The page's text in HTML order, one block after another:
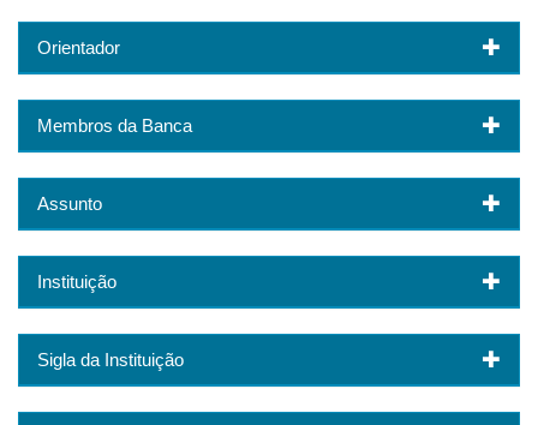
Orientador
Membros da Banca
Assunto
Instituição
Sigla da Instituição